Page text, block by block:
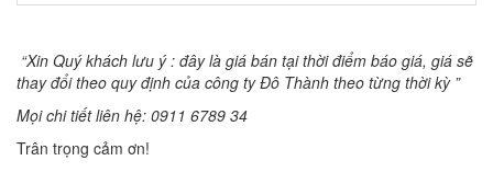
“Xin Quý khách lưu ý : đây là giá bán tại thời điểm báo giá, giá sẽ
thay đổi theo quy định của công ty Đô Thành theo từng thời kỳ ”
Mọi chi tiết liên hệ: 0911 6789 34
Trân trọng cảm ơn!